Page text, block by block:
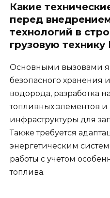
Какие
перед
технологий в
грузовую
Основными вызовами
безопасного хранения
водорода, разработка
топливных элементов и
инфраструктуры для
Также требуется
энергетическим
работы с учётом
топлива.